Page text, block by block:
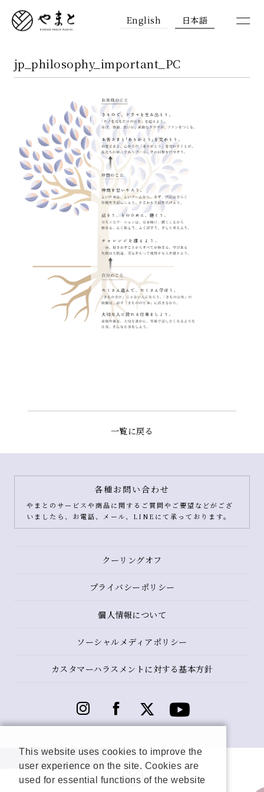
English 日本語
jp_philosophy_important_PC
一覧に戻る
各種お問い合わせ
やまとのサービスや商品に関するご質問やご要望などがござ
いましたら、お電話、メール、LINEにて承っております。
クーリングオフ
プライバシーポリシー
個人情報について
ソーシャルメディアポリシー
カスタマーハラスメントに対する基本方針
This website uses cookies to improve the
user experience on the site. Cookies are
used for essential functions of the website